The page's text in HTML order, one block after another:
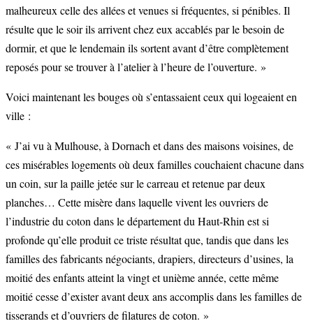
malheureux celle des allées et venues si fréquentes, si pénibles. Il
résulte que le soir ils arrivent chez eux accablés par le besoin de
dormir, et que le lendemain ils sortent avant d’être complètement
reposés pour se trouver à l’atelier à l’heure de l’ouverture. »
Voici maintenant les bouges où s’entassaient ceux qui logeaient en
ville :
« J’ai vu à Mulhouse, à Dornach et dans des maisons voisines, de
ces misérables logements où deux familles couchaient chacune dans
un coin, sur la paille jetée sur le carreau et retenue par deux
planches… Cette misère dans laquelle vivent les ouvriers de
l’industrie du coton dans le département du Haut-Rhin est si
profonde qu’elle produit ce triste résultat que, tandis que dans les
familles des fabricants négociants, drapiers, directeurs d’usines, la
moitié des enfants atteint la vingt et unième année, cette même
moitié cesse d’exister avant deux ans accomplis dans les familles de
tisserands et d’ouvriers de filatures de coton. »